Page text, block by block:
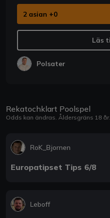
2 asian +0
Läs
Polsater
Rekatochklart Poolspel
Odds kan ändras. Åldersgräns 18 år.
RoK_Bjornen
Europatipset Tips 6/8
Leboff